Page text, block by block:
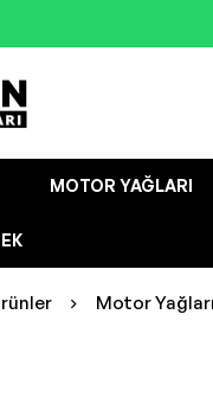
MOTOR YAĞLARI
Motor Yağları